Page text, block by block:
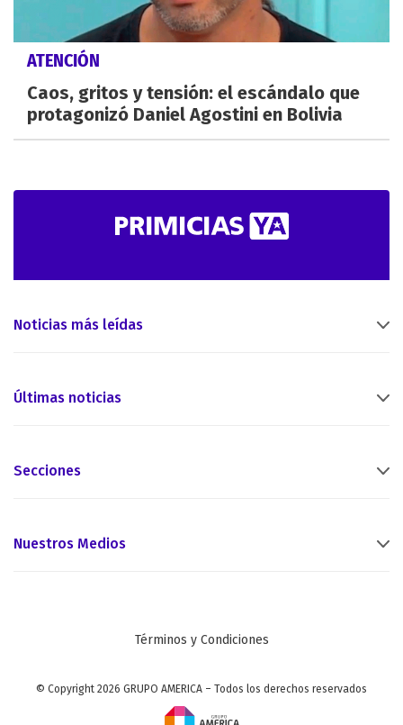
ATENCIÓN
Caos, gritos y tensión: el escándalo que
protagonizó Daniel Agostini en Bolivia
Noticias más leídas
Últimas noticias
Secciones
Nuestros Medios
Términos y Condiciones
© Copyright 2026 GRUPO AMERICA – Todos los derechos reservados